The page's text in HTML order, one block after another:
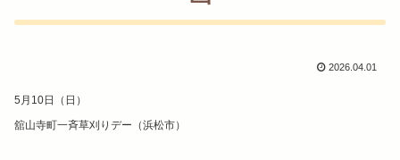
2026.04.01
5月10日（日）
舘山寺町一斉草刈りデー（浜松市）